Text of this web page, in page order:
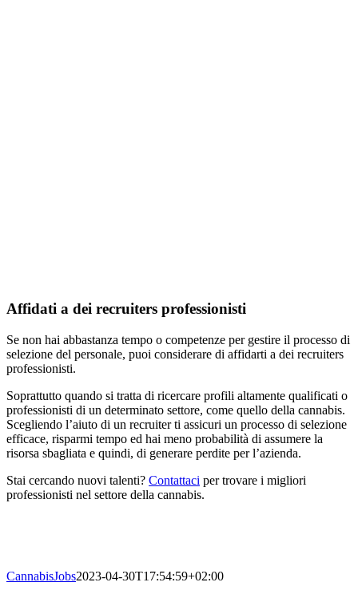
Affidati a dei recruiters professionisti
Se non hai abbastanza tempo o competenze per gestire il processo di
selezione del personale, puoi considerare di affidarti a dei recruiters
professionisti.
Soprattutto quando si tratta di ricercare profili altamente qualificati o
professionisti di un determinato settore, come quello della cannabis.
Scegliendo l’aiuto di un recruiter ti assicuri un processo di selezione
efficace, risparmi tempo ed hai meno probabilità di assumere la
risorsa sbagliata e quindi, di generare perdite per l’azienda.
Stai cercando nuovi talenti? Contattaci per trovare i migliori
professionisti nel settore della cannabis.
CannabisJobs2023-04-30T17:54:59+02:00